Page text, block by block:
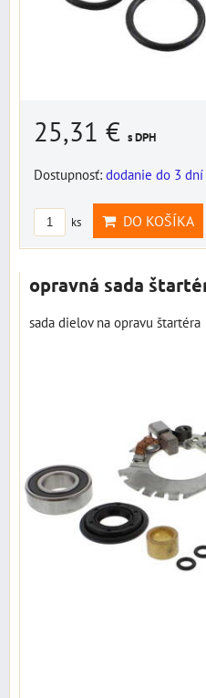
25,31 € s DPH
Dostupnosť: dodanie do 3 dní
ks DO KOŠÍKA
opravná sada
sada dielov na opravu štartéra